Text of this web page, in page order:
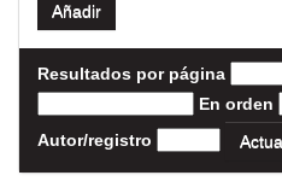
Resultados por página
En orden
Autor/registro